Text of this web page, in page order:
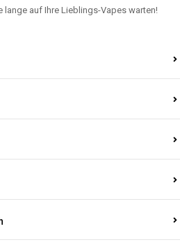
lange auf Ihre Lieblings-Vapes warten!